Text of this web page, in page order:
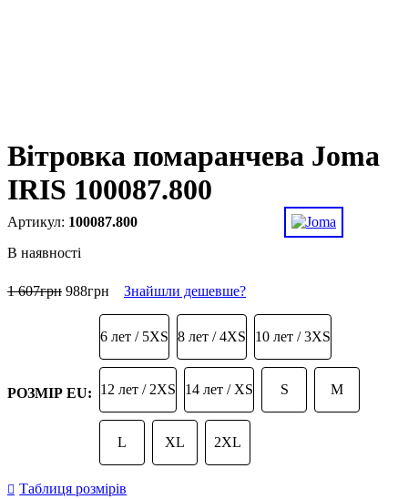
Вітровка помаранчева Joma
IRIS 100087.800
100087.800
В наявності
1 607грн 988грн Знайшли дешевше?
РОЗМІР EU:
6 лет / 5XS 8 лет / 4XS 10 лет / 3XS
12 лет / 2XS 14 лет / XS S M
L XL 2XL
Таблиця розмірів